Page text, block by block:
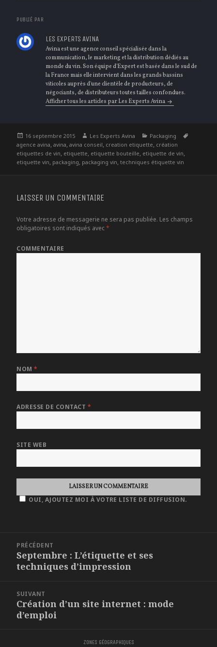
PUBLIÉ PAR
LES EXPERTS AVINA
Avina est une agence conseil spécialisée dans la
communication, le marketing et la distribution dédiés au
monde du vin. Son équipe d'Expert est basée dans le sud de
la France mais elle intervient dans les grands bassins
viticoles auprès d'une clientèle de producteurs, de
négociants, de distributeurs toutes tailles confondues.
Afficher tous les articles par Les Experts Avina
Publié
le
16 septembre 2015 Auteur
Les Experts Avina Catégories
Packaging
agence avina,avina,avina conseil, creation etiquette, création
etiquettes de vin, etiquette, etiquette bouteille, etiquette de vin,
etiquette vin, packaging, packaging vin,techniques étiquette vin
LAISSER UN COMMENTAIRE
Votre adresse de messagerie ne sera pas publiée. Les champs
obligatoires sont indiqués avec*
COMMENTAIRE
NOM*
ADRESSE DE CONTACT *
SITE WEB
OUI, AJOUTEZ MOI À VOTRE LISTE DE DIFFUSION.
L'ARTICLE
PRÉCÉDENT
Article
précédent :
Septembre : L’étiquette et ses
techniques d’impression
SUIVANT
Article
suivant :
Création d’un site internet : mode
d’emploi
ZONES GÉOGRAPHIQUES